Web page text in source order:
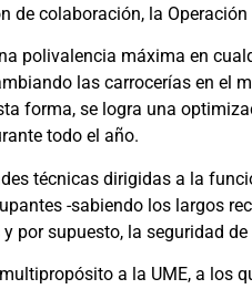
colaboración, la
polivalencia máxima en
las carrocerías en el
forma, se logra una
todo el año.
técnicas dirigidas a la
-sabiendo los largos
por supuesto, la seguridad
a la UME, a los